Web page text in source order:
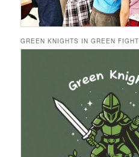
GREEN KNIGHTS IN GREEN FIGHT